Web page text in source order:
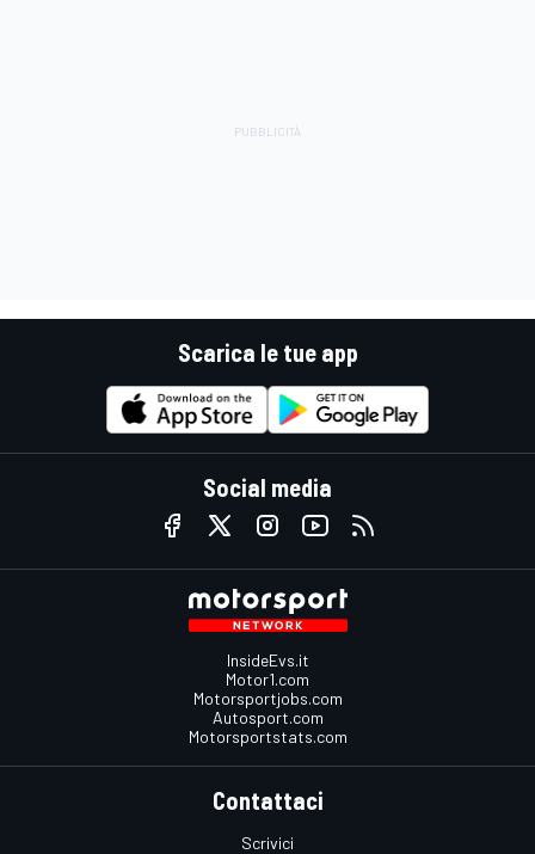
Scarica le tue app
Social media
InsideEvs.it
Motor1.com
Motorsportjobs.com
Autosport.com
Motorsportstats.com
Contattaci
Scrivici